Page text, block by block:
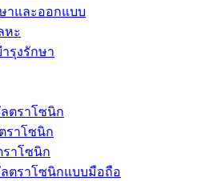
าและออกแบบ
หะ
รุงรักษา
ลตราโซนิก
ราโซนิก
ราโซนิก
ลตราโซนิกแบบมือถือ